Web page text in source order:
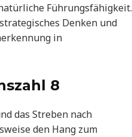
Führungsfähigkeit.
Denken und
in
8
das Streben nach
den Hang zum